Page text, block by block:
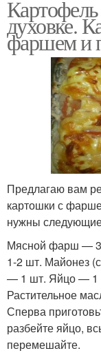
духовке.
фаршем и
Предлагаю вам
картошки с
нужны
Мясной фарш —
1-2 шт. Майонез
— 1 шт. Яйцо — 1
Растительное
Сперва
разбейте яйцо,
перемешайте.